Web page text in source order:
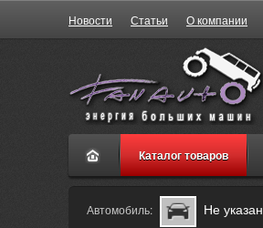
Новости Статьи О компании
Каталог товаров
Автомобиль: Не указан